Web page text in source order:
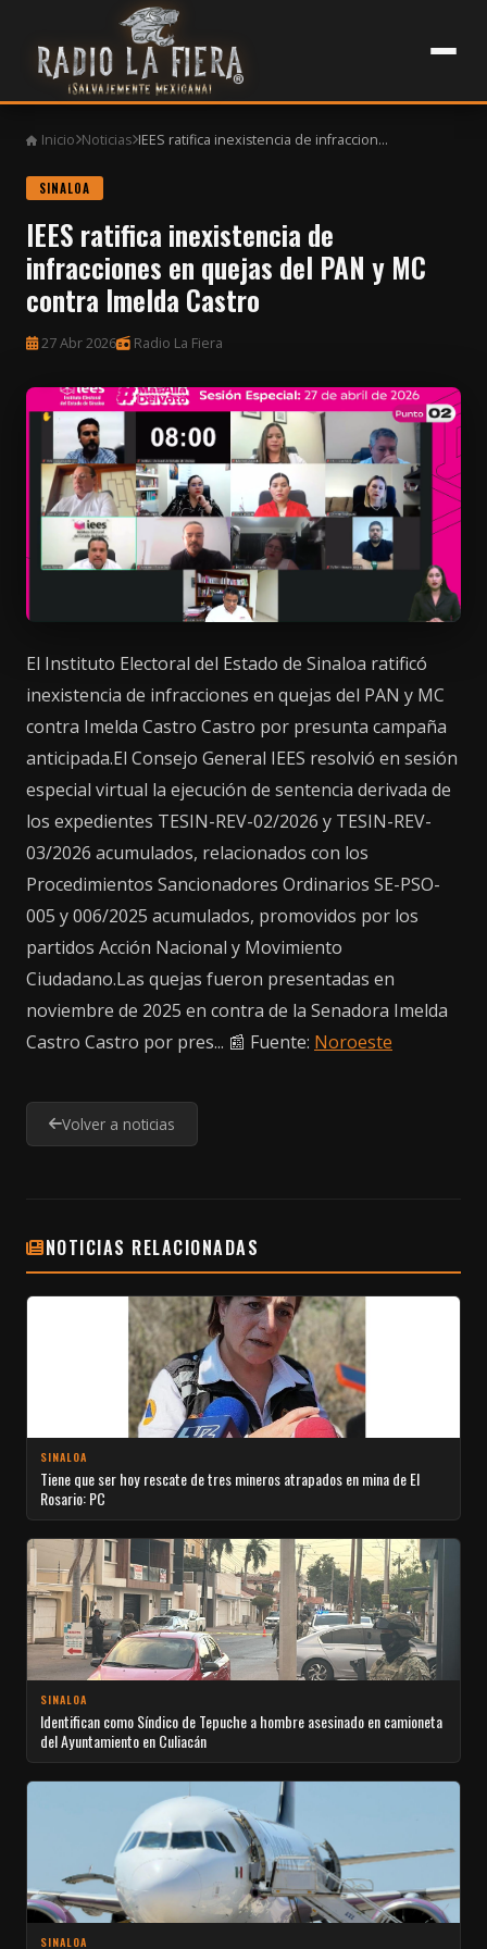
Inicio Noticias IEES ratifica inexistencia de infraccion...
SINALOA
IEES ratifica inexistencia de
infracciones en quejas del PAN y MC
contra Imelda Castro
27 Abr 2026 Radio La Fiera
El Instituto Electoral del Estado de Sinaloa ratificó
inexistencia de infracciones en quejas del PAN y MC
contra Imelda Castro Castro por presunta campaña
anticipada.El Consejo General IEES resolvió en sesión
especial virtual la ejecución de sentencia derivada de
los expedientes TESIN-REV-02/2026 y TESIN-REV-
03/2026 acumulados, relacionados con los
Procedimientos Sancionadores Ordinarios SE-PSO-
005 y 006/2025 acumulados, promovidos por los
partidos Acción Nacional y Movimiento
Ciudadano.Las quejas fueron presentadas en
noviembre de 2025 en contra de la Senadora Imelda
Castro Castro por pres... 📰 Fuente: Noroeste
Volver a noticias
NOTICIAS RELACIONADAS
SINALOA
Tiene que ser hoy rescate de tres mineros atrapados en mina de El
Rosario: PC
SINALOA
Identifican como Síndico de Tepuche a hombre asesinado en camioneta
del Ayuntamiento en Culiacán
SINALOA